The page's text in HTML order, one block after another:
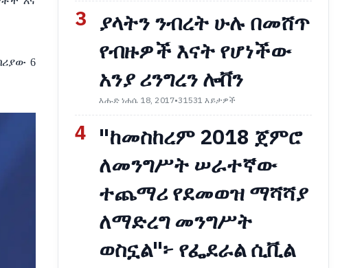
6
3 ያላትን ንብረት ሁሉ በመሸጥ
የብዙዎች እናት የሆነችው
አንያ ሪንግረን ሎቨን
እሑድ ነሐሴ 18, 2017•31531 እይታዎች
4 "ከመስከረም 2018 ጀምሮ
ለመንግሥት ሠራተኛው
ተጨማሪ የደመወዝ ማሻሻያ
ለማድረግ መንግሥት
ወስኗል"፦ የፌደራል ሲቪል